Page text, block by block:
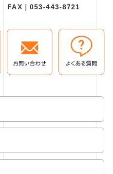
FAX｜053-443-8721